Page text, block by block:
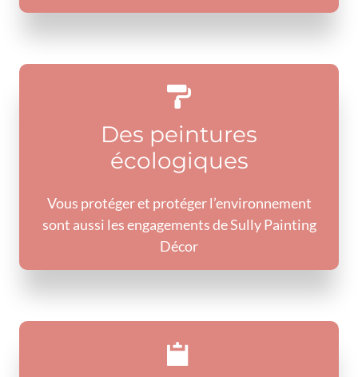
Des peintures
écologiques
Vous protéger et protéger l’environnement
sont aussi les engagements de Sully Painting
Décor